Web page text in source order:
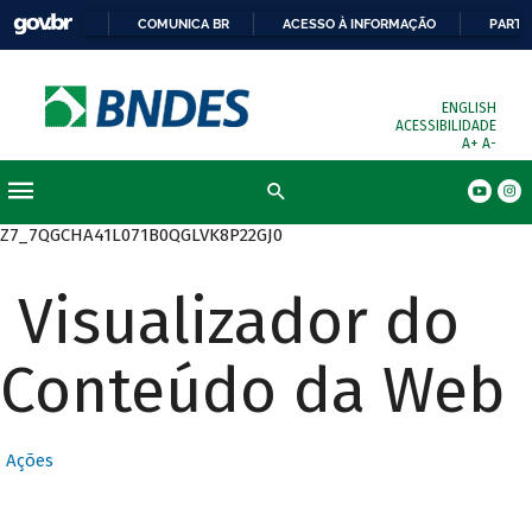
COMUNICA BR ACESSO À INFORMAÇÃO
ENGLISH
ACESSIBILIDADE
A+ A-
Z7_7QGCHA41L071B0QGLVK8P22GJ0
Visualizador do
Conteúdo da Web
Ações